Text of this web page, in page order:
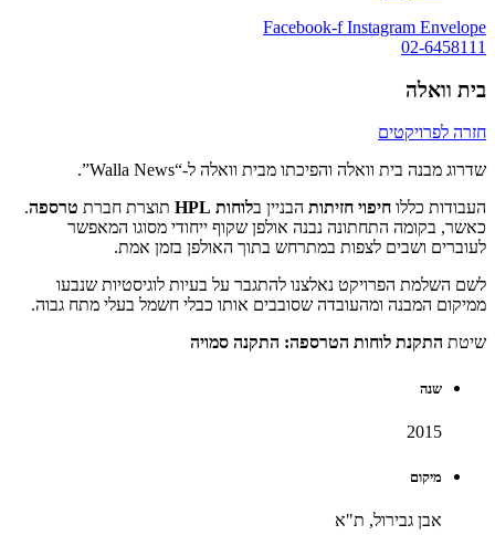
Facebook-f Instagram Envelope
02-6458111
בית וואלה
חזרה לפרויקטים
שדרוג מבנה בית וואלה והפיכתו מבית וואלה ל-“Walla News”.
העבודות כללו חיפוי חזיתות הבניין בלוחות HPL תוצרת חברת טרספה.
כאשר, בקומה התחתונה נבנה אולפן שקוף ייחודי מסוגו המאפשר
לעוברים ושבים לצפות במתרחש בתוך האולפן בזמן אמת.
לשם השלמת הפרויקט נאלצנו להתגבר על בעיות לוגיסטיות שנבעו
ממיקום המבנה ומהעובדה שסובבים אותו כבלי חשמל בעלי מתח גבוה.
שיטת התקנת לוחות הטרספה: התקנה סמויה
שנה
2015
מיקום
אבן גבירול, ת"א